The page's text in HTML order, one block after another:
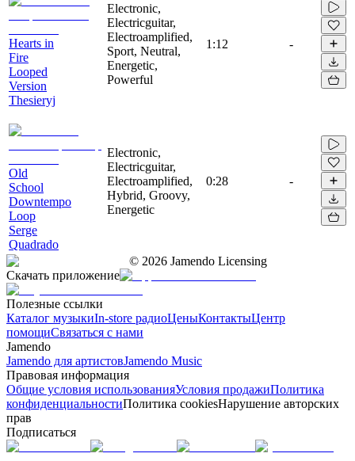
Hearts in
Fire
Looped
Version
Thesieryj
Electronic,
Electricguitar,
Electroamplified,
Sport, Neutral,
Energetic,
Powerful
1:12 -
Old
School
Downtempo
Loop
Serge
Quadrado
Electronic,
Electricguitar,
Electroamplified,
Hybrid, Groovy,
Energetic
0:28 -
© 2026 Jamendo Licensing
Скачать приложение
Полезные ссылки
Каталог музыкиIn-store радиоЦеныКонтактыЦентр
помощиСвязаться с нами
Jamendo
Jamendo для артистовJamendo Music
Правовая информация
Общие условия использованияУсловия продажиПолитика
конфиденциальностиПолитика cookiesНарушение авторских
прав
Подписаться